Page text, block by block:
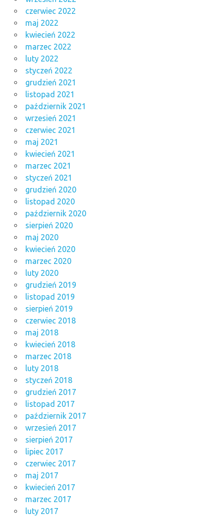
czerwiec 2022
maj 2022
kwiecień 2022
marzec 2022
luty 2022
styczeń 2022
grudzień 2021
listopad 2021
październik 2021
wrzesień 2021
czerwiec 2021
maj 2021
kwiecień 2021
marzec 2021
styczeń 2021
grudzień 2020
listopad 2020
październik 2020
sierpień 2020
maj 2020
kwiecień 2020
marzec 2020
luty 2020
grudzień 2019
listopad 2019
sierpień 2019
czerwiec 2018
maj 2018
kwiecień 2018
marzec 2018
luty 2018
styczeń 2018
grudzień 2017
listopad 2017
październik 2017
wrzesień 2017
sierpień 2017
lipiec 2017
czerwiec 2017
maj 2017
kwiecień 2017
marzec 2017
luty 2017